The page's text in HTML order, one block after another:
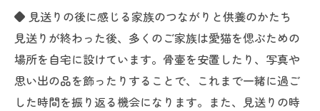
◆ 見送りの後に感じる家族のつながりと供養のかたち
見送りが終わった後、多くのご家族は愛猫を偲ぶための
場所を自宅に設けています。骨壷を安置したり、写真や
思い出の品を飾ったりすることで、これまで一緒に過ご
した時間を振り返る機会になります。また、見送りの時